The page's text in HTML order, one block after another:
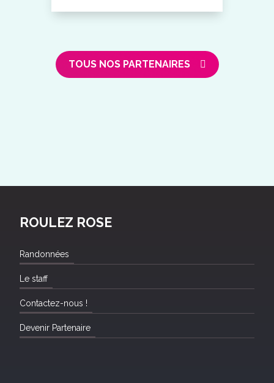
TOUS NOS PARTENAIRES
ROULEZ ROSE
Randonnées
Le staff
Contactez-nous !
Devenir Partenaire